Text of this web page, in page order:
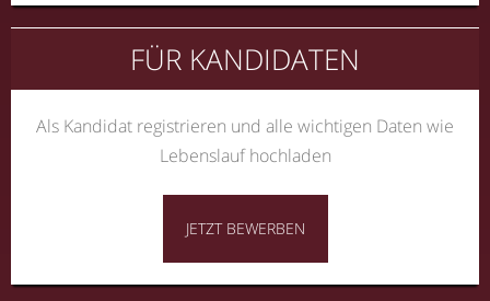
FÜR KANDIDATEN
Als Kandidat registrieren und alle wichtigen Daten wie
Lebenslauf hochladen
JETZT BEWERBEN